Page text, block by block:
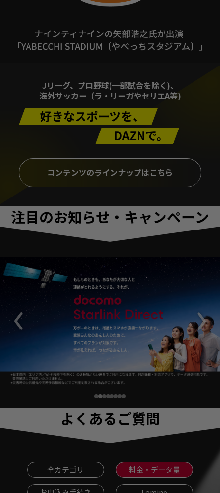
Jリーグ、プロ野球(一部試合を除く)、
海外サッカー（ラ・リーガやセリエA等)
コンテンツのラインナップはこちら
注目のお知らせ・キャンペーン
よくあるご質問
全カテゴリ 料金・データ量